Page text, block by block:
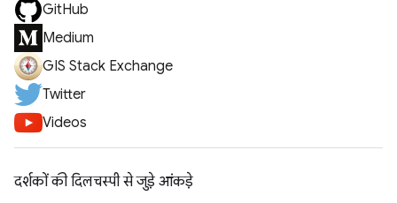
GitHub
Medium
GIS Stack Exchange
Twitter
Videos
दर्शकों की दिलचस्पी से जुड़े आंकड़े